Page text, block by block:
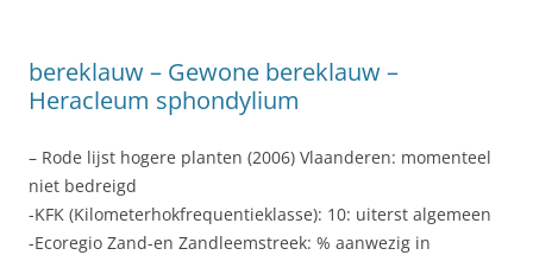
bereklauw – Gewone bereklauw –
Heracleum sphondylium
– Rode lijst hogere planten (2006) Vlaanderen: momenteel
niet bedreigd
-KFK (Kilometerhokfrequentieklasse): 10: uiterst algemeen
-Ecoregio Zand-en Zandleemstreek: % aanwezig in